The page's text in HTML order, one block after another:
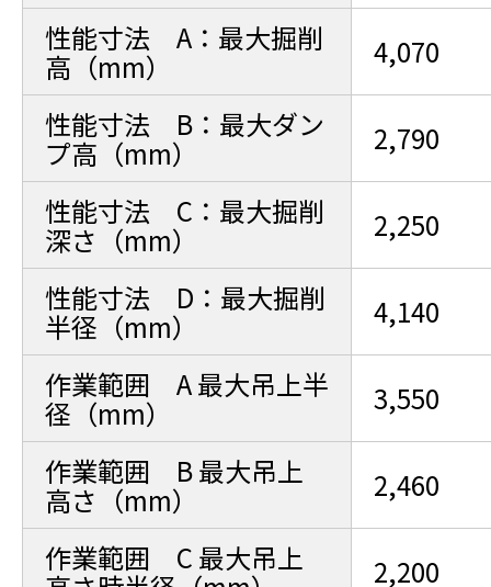
性能寸法 A：最大掘削
高（mm）
4,070
性能寸法 B：最大ダン
プ高（mm）
2,790
性能寸法 C：最大掘削
深さ（mm）
2,250
性能寸法 D：最大掘削
半径（mm）
4,140
作業範囲 A 最大吊上半
径（mm）
3,550
作業範囲 B 最大吊上
高さ（mm）
2,460
作業範囲 C 最大吊上
2,200